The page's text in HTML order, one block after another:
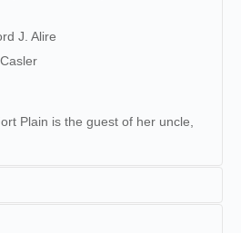
J. Alire
Plain is the guest of her uncle,